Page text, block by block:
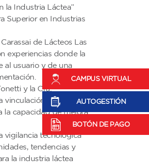
la Industria Láctea”
Superior en Industrias
de Lácteos Las
experiencias donde la
al usuario y de una
y la Cra.
entre
la capacidad de mejora
vigilancia tecnológica
tendencias y
la industria láctea
CAMPUS VIRTUAL
AUTOGESTIÓN
BOTÓN DE PAGO